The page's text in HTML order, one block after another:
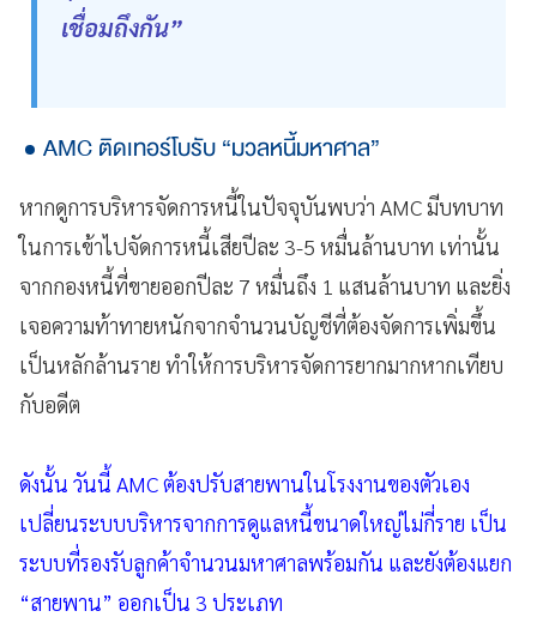
เชื่อมถึงกัน”
AMC ติดเทอร์โบรับ “มวลหนี้มหาศาล”
หากดูการบริหารจัดการหนี้ในปัจจุบันพบว่า AMC มีบทบาท
ในการเข้าไปจัดการหนี้เสียปีละ 3-5 หมื่นล้านบาท เท่านั้น
จากกองหนี้ที่ขายออกปีละ 7 หมื่นถึง 1 แสนล้านบาท และยิ่ง
เจอความท้าทายหนักจากจำนวนบัญชีที่ต้องจัดการเพิ่มขึ้น
เป็นหลักล้านราย ทำให้การบริหารจัดการยากมากหากเทียบ
กับอดีต
ดังนั้น วันนี้ AMC ต้องปรับสายพานในโรงงานของตัวเอง
เปลี่ยนระบบบริหารจากการดูแลหนี้ขนาดใหญ่ไม่กี่ราย เป็น
ระบบที่รองรับลูกค้าจำนวนมหาศาลพร้อมกัน และยังต้องแยก
“สายพาน” ออกเป็น 3 ประเภท